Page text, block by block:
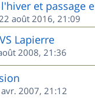
et passage
août 2016, 21:09
Lapierre
2008, 21:36
2007, 21:12